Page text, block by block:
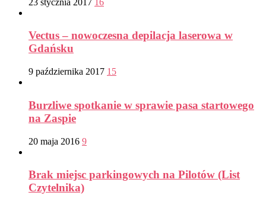
Vectus – nowoczesna depilacja laserowa w
Gdańsku
9 października 2017 15
Burzliwe spotkanie w sprawie pasa startowego
na Zaspie
20 maja 2016 9
Brak miejsc parkingowych na Pilotów (List
Czytelnika)